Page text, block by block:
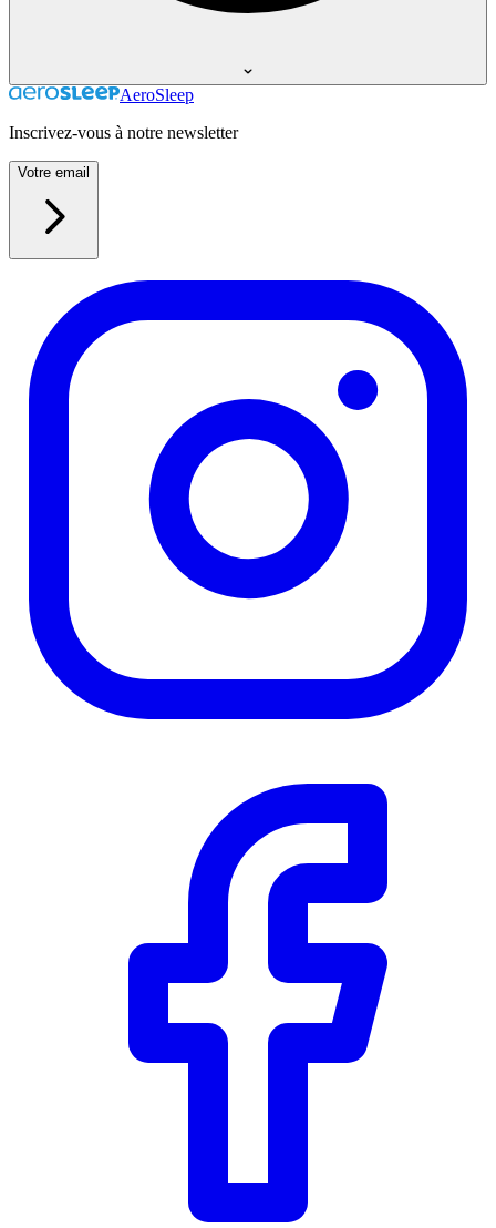
AeroSleep
Inscrivez-vous à notre newsletter
Votre email